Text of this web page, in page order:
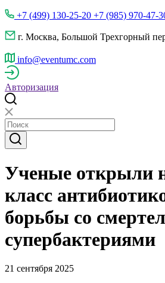
+7 (499) 130-25-20 +7 (985) 970-47-
г. Москва, Большой Трехгорный
info@eventumc.com
Авторизация
Ученые открыли
класс
борьбы со
супербактериями
21 сентября 2025